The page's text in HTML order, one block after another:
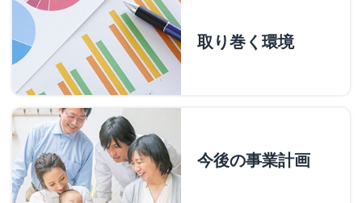
取り巻く環境
今後の事業計画